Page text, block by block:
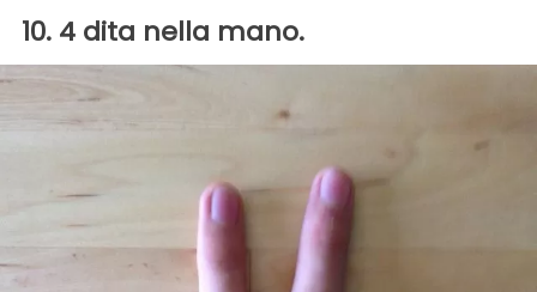
10. 4 dita nella mano.